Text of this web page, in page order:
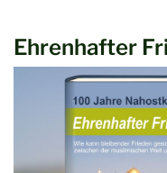
Ehrenhafter